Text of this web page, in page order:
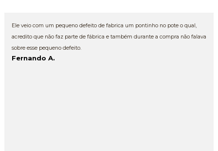
Ele veio com um pequeno defeito de fabrica um pontinho no pote o qual,
acredito que não faz parte de fábrica e também durante a compra não falava
sobre esse pequeno defeito.
Fernando A.